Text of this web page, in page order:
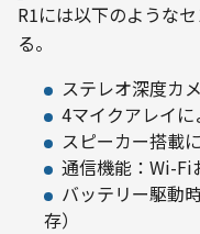
R1には以下のような
る。
ステレオ深度カ
4マイクアレイ
スピーカー搭載
通信機能：Wi-
バッテリー駆動
存）